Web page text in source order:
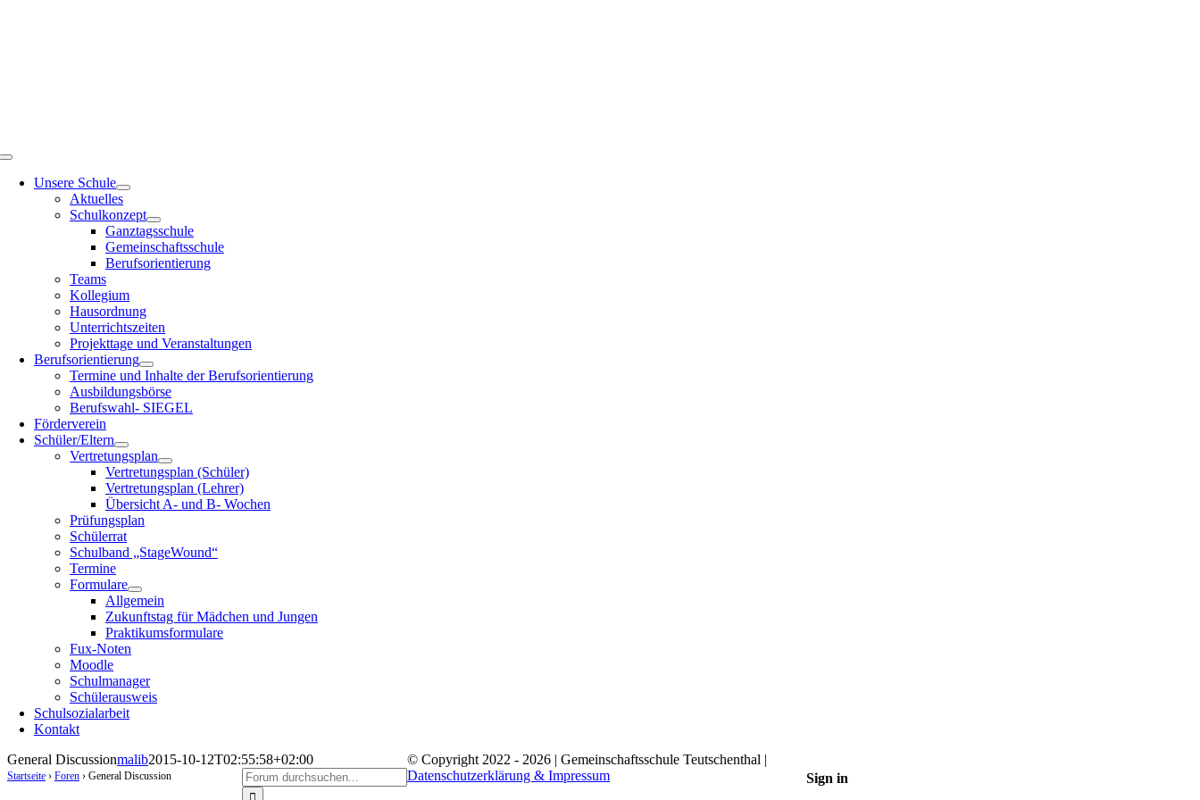
Toggle
NavigationUnsere Schule
Aktuelles
Schulkonzept
Ganztagsschule
Gemeinschaftsschule
Berufsorientierung
Teams
Kollegium
Hausordnung
Unterrichtszeiten
Projekttage und Veranstaltungen
Berufsorientierung
Termine und Inhalte der Berufsorientierung
Ausbildungsbörse
Berufswahl- SIEGEL
Förderverein
Schüler/Eltern
Vertretungsplan
Vertretungsplan (Schüler)
Vertretungsplan (Lehrer)
Übersicht A- und B- Wochen
Prüfungsplan
Schülerrat
Schulband „StageWound“
Termine
Formulare
Allgemein
Zukunftstag für Mädchen und Jungen
Praktikumsformulare
Fux-Noten
Moodle
Schulmanager
Schülerausweis
Schulsozialarbeit
Kontakt
General Discussionmalib2015-10-12T02:55:58+02:00
Startseite › Foren › General Discussion Sign in
© Copyright 2022 - 2026 | Gemeinschaftsschule Teutschenthal |
Datenschutzerklärung & Impressum